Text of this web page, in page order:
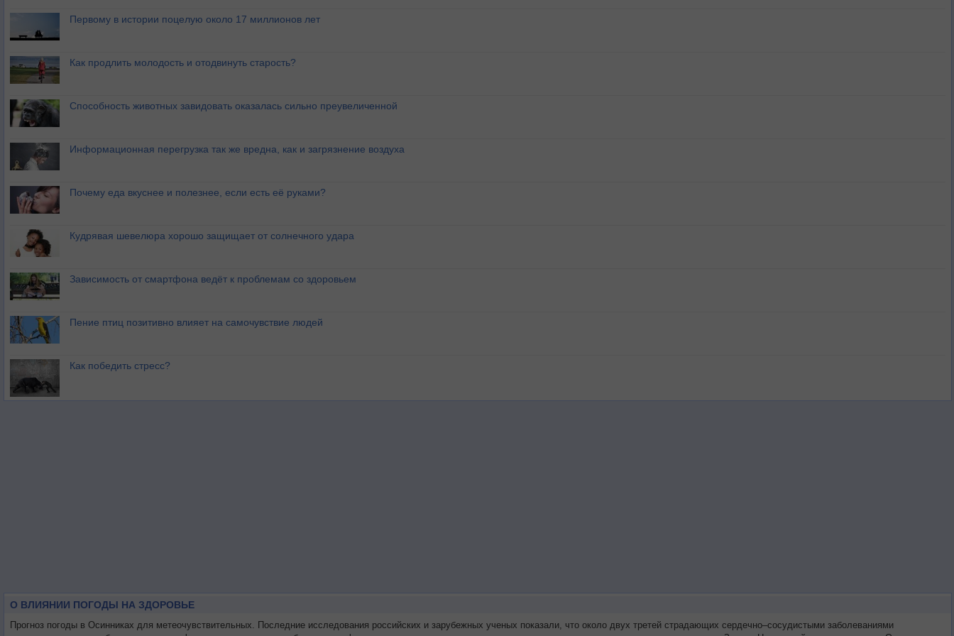
Первому в истории поцелую около 17 миллионов лет
Как продлить молодость и отодвинуть старость?
Способность животных завидовать оказалась сильно преувеличенной
Информационная перегрузка так же вредна, как и загрязнение воздуха
Почему еда вкуснее и полезнее, если есть её руками?
Кудрявая шевелюра хорошо защищает от солнечного удара
Зависимость от смартфона ведёт к проблемам со здоровьем
Пение птиц позитивно влияет на самочувствие людей
Как победить стресс?
О ВЛИЯНИИ ПОГОДЫ НА ЗДОРОВЬЕ
Прогноз погоды в Осинниках для метеочувствительных. Последние исследования российских и зарубежных ученых показали, что около двух третей страдающих сердечно–сосудистыми заболеваниями